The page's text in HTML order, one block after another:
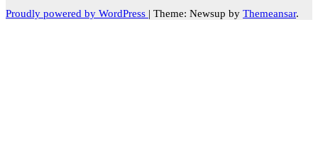
Proudly powered by WordPress | Theme: Newsup by Themeansar.